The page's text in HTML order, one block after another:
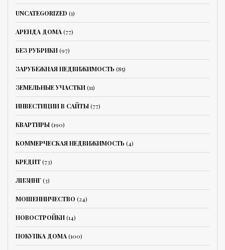
UNCATEGORIZED (1)
АРЕНДА ДОМА(77)
БЕЗ РУБРИКИ(97)
ЗАРУБЕЖНАЯ НЕДВИЖИМОСТЬ (85)
ЗЕМЕЛЬНЫЕ УЧАСТКИ(11)
ИНВЕСТИЦИИ В САЙТЫ(77)
КВАРТИРЫ(190)
КОММЕРЧЕСКАЯ НЕДВИЖИМОСТЬ (4)
КРЕДИТ(73)
ЛИЗИНГ(3)
МОШЕННИЧЕСТВО (24)
НОВОСТРОЙКИ(14)
ПОКУПКА ДОМА(100)